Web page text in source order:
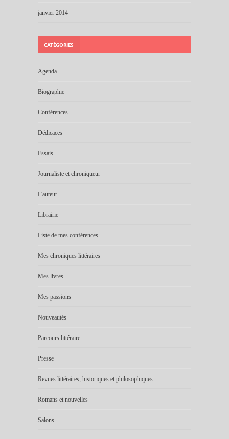
janvier 2014
CATÉGORIES
Agenda
Biographie
Conférences
Dédicaces
Essais
Journaliste et chroniqueur
L'auteur
Librairie
Liste de mes conférences
Mes chroniques littéraires
Mes livres
Mes passions
Nouveautés
Parcours littéraire
Presse
Revues littéraires, historiques et philosophiques
Romans et nouvelles
Salons